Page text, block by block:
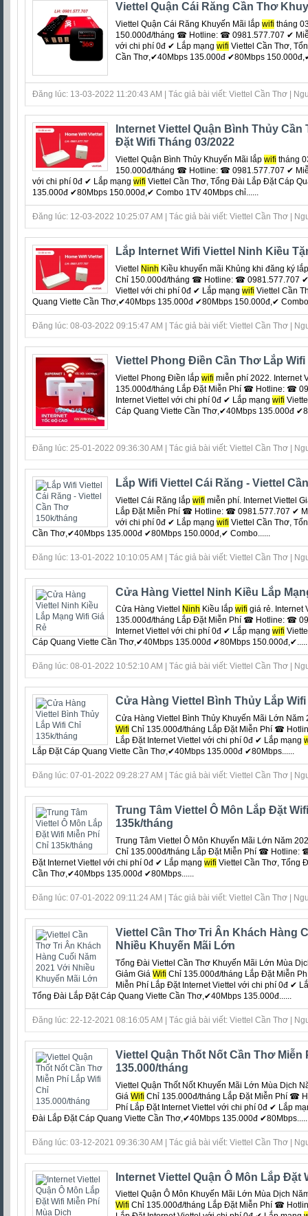
Viettel Quận Cái Răng Cần Thơ
Viettel Quận Cái Răng Khuyến Mãi lắp wifi tháng
150.000đ/tháng ☎ Hotline: ☎ 0981.577.707 ✔
với chi phí 0đ ‎✔ Lắp mạng wifi Viettel Cần Thơ,
Cần Thơ,✔40Mbps 135.000đ ✔80Mbps
Đăng lúc: 13-03-2022 11:20:43 AM | Tác giả bài viết: Viettel Cần Thơ |
Internet Viettel Quận Bình Thủy
Đặt Wifi Tháng 03/2022
Viettel Quận Bình Thủy Khuyến Mãi lắp wifi tháng
150.000đ/tháng ☎ Hotline: ☎ 0981.577.707 ✔
với chi phí 0đ ‎✔ Lắp mạng wifi Viettel Cần Thơ, Tổng Đài Lắp Đặt Cáp
135.000đ ✔80Mbps 150.000đ,✔ Combo 1TV 40Mbps chỉ......
Đăng lúc: 12-03-2022 10:25:07 AM | Tác giả bài viết: Viettel Cần Thơ |
Lắp Internet Wifi Viettel Ninh Kiều
Viettel Ninh Kiều khuyến mãi Khủng khi đăng ký
Chỉ 150.000đ/tháng ☎ Hotline: ☎ 0981.577.707 ✔
Viettel với chi phí 0đ ‎✔ Lắp mạng wifi Viettel Cần
Quang Viette Cần Thơ,✔40Mbps 135.000đ ✔80Mbps 150.000đ,✔ Combo
Đăng lúc: 08-03-2022 09:15:47 AM | Tác giả bài viết: Viettel Cần Thơ |
Viettel Phong Điền Cần Thơ Lắp
Viettel Phong Điền lắp wifi miễn phí 2022. Internet
135.000đ/tháng Lắp Đặt Miễn Phí ☎ Hotline: ☎
Internet Viettel với chi phí 0đ ‎✔ Lắp mạng wifi
Cáp Quang Viette Cần Thơ,✔40Mbps 135.000đ
Đăng lúc: 25-01-2022 09:36:30 AM | Tác giả bài viết: Viettel Cần Thơ |
Lắp Wifi Viettel Cái Răng - Viettel
Viettel Cái Răng lắp wifi miễn phí. Internet Viettel
Lắp Đặt Miễn Phí ☎ Hotline: ☎ 0981.577.707 ✔
với chi phí 0đ ‎✔ Lắp mạng wifi Viettel Cần Thơ,
Cần Thơ,✔40Mbps 135.000đ ✔80Mbps 150.000đ,✔ Combo......
Đăng lúc: 13-01-2022 10:10:05 AM | Tác giả bài viết: Viettel Cần Thơ |
Cửa Hàng Viettel Ninh Kiều Lắp
Cửa Hàng Viettel Ninh Kiều lắp wifi giá rẻ. Internet
135.000đ/tháng Lắp Đặt Miễn Phí ☎ Hotline: ☎
Internet Viettel với chi phí 0đ ‎✔ Lắp mạng wifi
Cáp Quang Viette Cần Thơ,✔40Mbps 135.000đ ✔80Mbps
Đăng lúc: 08-01-2022 10:52:10 AM | Tác giả bài viết: Viettel Cần Thơ |
Cửa Hàng Viettel Bình Thủy Lắp
Cửa Hàng Viettel Bình Thủy Khuyến Mãi Lớn Năm
Wifi Chỉ 135.000đ/tháng Lắp Đặt Miễn Phí ☎
Lắp Đặt Internet Viettel với chi phí 0đ ‎✔ Lắp mạng
Lắp Đặt Cáp Quang Viette Cần Thơ,✔40Mbps 135.000đ ✔80Mbps......
Đăng lúc: 07-01-2022 09:28:27 AM | Tác giả bài viết: Viettel Cần Thơ |
Trung Tâm Viettel Ô Môn Lắp Đặt
135k/tháng
Trung Tâm Viettel Ô Môn Khuyến Mãi Lớn Năm
Chỉ 135.000đ/tháng Lắp Đặt Miễn Phí ☎ Hotline:
Đặt Internet Viettel với chi phí 0đ ‎✔ Lắp mạng wifi Viettel Cần Thơ, Tổng
Cần Thơ,✔40Mbps 135.000đ ✔80Mbps......
Đăng lúc: 07-01-2022 09:11:24 AM | Tác giả bài viết: Viettel Cần Thơ |
Viettel Cần Thơ Tri Ân Khách Hàng
Nhiều Khuyến Mãi Lớn
Tổng Đài Viettel Cần Thơ Khuyến Mãi Lớn Mùa
Giảm Giá Wifi Chỉ 135.000đ/tháng Lắp Đặt Miễn
Miễn Phí Lắp Đặt Internet Viettel với chi phí 0đ ‎✔
Tổng Đài Lắp Đặt Cáp Quang Viette Cần Thơ,✔40Mbps 135.000đ......
Đăng lúc: 22-12-2021 08:16:05 AM | Tác giả bài viết: Viettel Cần Thơ |
Viettel Quận Thốt Nốt Cần Thơ Miễn
135.000/tháng
Viettel Quận Thốt Nốt Khuyến Mãi Lớn Mùa Dịch
Giá Wifi Chỉ 135.000đ/tháng Lắp Đặt Miễn Phí ☎
Phí Lắp Đặt Internet Viettel với chi phí 0đ ‎✔ Lắp
Đài Lắp Đặt Cáp Quang Viette Cần Thơ,✔40Mbps 135.000đ
Đăng lúc: 03-12-2021 09:36:30 AM | Tác giả bài viết: Viettel Cần Thơ |
Internet Viettel Quận Ô Môn Lắp Đặt
Viettel Quận Ô Môn Khuyến Mãi Lớn Mùa Dịch
Wifi Chỉ 135.000đ/tháng Lắp Đặt Miễn Phí ☎